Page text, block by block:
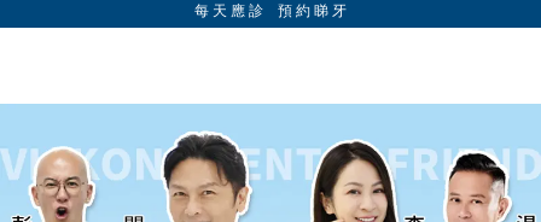
每 天 應 診 預 約 睇 牙